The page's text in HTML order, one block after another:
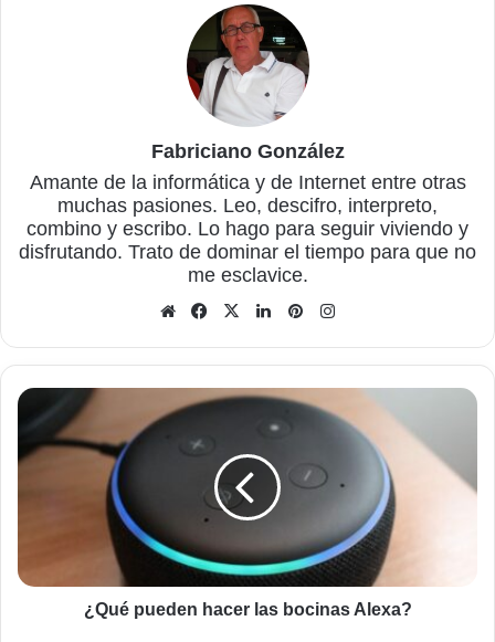
Fabriciano González
Amante de la informática y de Internet entre otras
muchas pasiones. Leo, descifro, interpreto,
combino y escribo. Lo hago para seguir viviendo y
disfrutando. Trato de dominar el tiempo para que no
me esclavice.
Sitio
Facebook
X LinkedInPinterest
¿Qué
pueden
hacer
las
¿Qué pueden hacer las bocinas Alexa?